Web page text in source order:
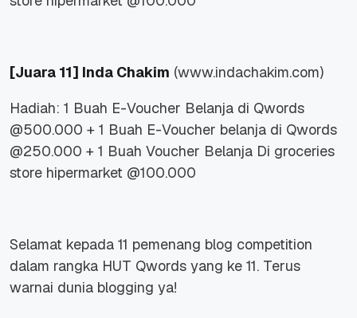
[Juara 11] Inda Chakim (www.indachakim.com)
Hadiah: 1 Buah E-Voucher Belanja di Qwords
@500.000 + 1 Buah E-Voucher belanja di Qwords
@250.000 + 1 Buah Voucher Belanja Di groceries
store hipermarket @100.000
Selamat kepada 11 pemenang blog competition
dalam rangka HUT Qwords yang ke 11. Terus
warnai dunia blogging ya!